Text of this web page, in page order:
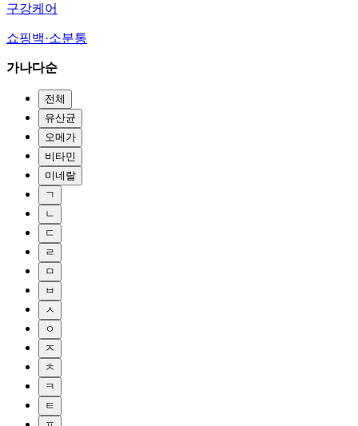
구강케어
쇼핑백·소분통
가나다순
전체
유산균
오메가
비타민
미네랄
ㄱ
ㄴ
ㄷ
ㄹ
ㅁ
ㅂ
ㅅ
ㅇ
ㅈ
ㅊ
ㅋ
ㅌ